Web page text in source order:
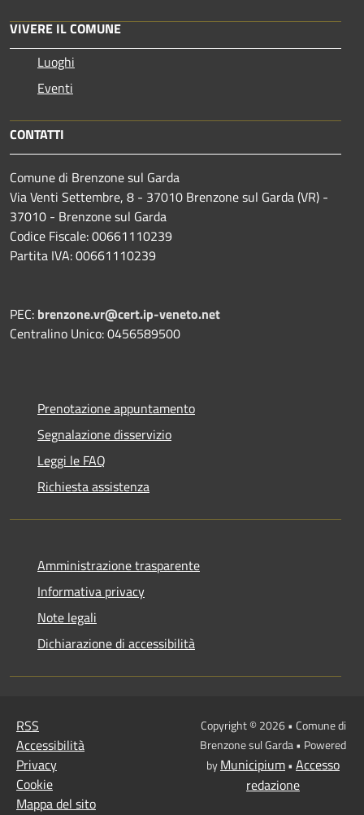
VIVERE IL COMUNE
Luoghi
Eventi
CONTATTI
Comune di Brenzone sul Garda
Via Venti Settembre, 8 - 37010 Brenzone sul Garda (VR) -
37010 - Brenzone sul Garda
Codice Fiscale: 00661110239
Partita IVA: 00661110239
PEC: brenzone.vr@cert.ip-veneto.net
Centralino Unico: 0456589500
Prenotazione appuntamento
Segnalazione disservizio
Leggi le FAQ
Richiesta assistenza
Amministrazione trasparente
Informativa privacy
Note legali
Dichiarazione di accessibilità
RSS
Accessibilità
Privacy
Cookie
Mappa del sito
Copyright © 2026 • Comune di
Brenzone sul Garda • Powered
byMunicipium• Accesso
redazione